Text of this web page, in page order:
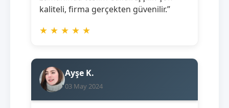
kaliteli, firma gerçekten güvenilir.”
★ ★ ★ ★ ★
Ayşe K.
03 May 2024